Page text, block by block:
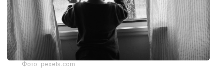
Фото: pexels.com